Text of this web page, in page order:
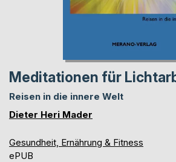
Meditationen für
Reisen in die innere Welt
Dieter Heri Mader
Gesundheit, Ernährung & Fitness
ePUB